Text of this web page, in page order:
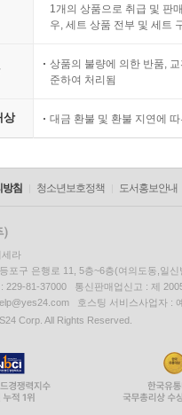
1개의 상품으로 취급 및 판
우, 세트 상품 전부 및 세트
상품의 불량에 의한 반품,
준하여 처리됨
상 대금 환불 및 환불 지연에
침 청소년보호정책 도서홍보안내
세라
포구 은행로 11, 5층~6층(여의도동,일신
: 229-81-37000 통신판매업신고 : 제
호스팅 서비스사업자 :
Corp. All Rights Reserved.